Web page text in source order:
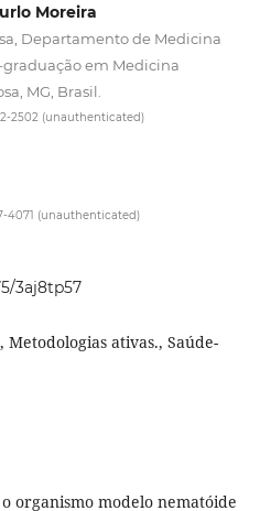
Moreira
Departamento de Medicina
em Medicina
MG, Brasil.
2502 (unauthenticated)
4071 (unauthenticated)
3aj8tp57
Metodologias ativas., Saúde-
organismo modelo nematóide